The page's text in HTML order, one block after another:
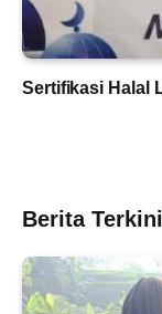
Sertifikasi Halal
Berita Terkini